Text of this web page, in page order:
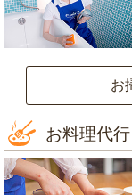
お
お料理代行